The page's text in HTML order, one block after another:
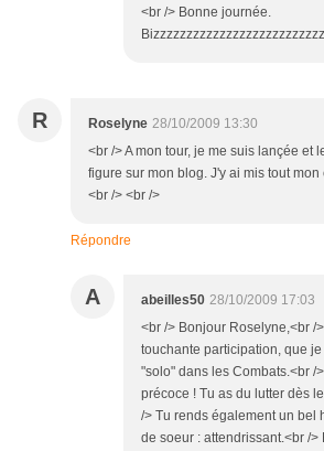
<br /> Bonne journée.
R Roselyne 28/10/2009 13:30
<br /> A mon tour, je me suis lançée et
figure sur mon blog. J'y ai mis tout mon
<br /> <br />
Répondre
A abeilles50 28/10/2009 17:03
<br /> Bonjour Roselyne,<br /
touchante participation, que
"solo" dans les Combats.<br /
précoce ! Tu as du lutter dès
/> Tu rends également un bel
de soeur : attendrissant.<br />